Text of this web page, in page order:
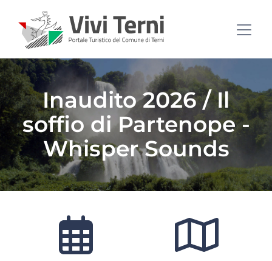
Inaudito 2026 / Il
soffio di Partenope -
Whisper Sounds